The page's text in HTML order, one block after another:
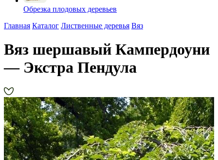
Обрезка плодовых деревьев
Главная Каталог Лиственные деревья Вяз
Вяз шершавый Кампердоуни
— Экстра Пендула